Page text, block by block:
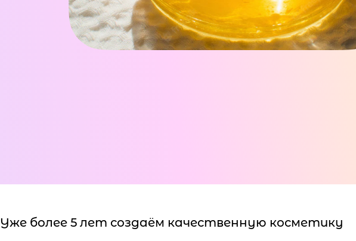
Уже более 5 лет создаём качественную косметику